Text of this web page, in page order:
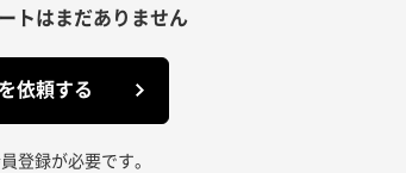
トはまだありません
依頼する
登録が必要です。